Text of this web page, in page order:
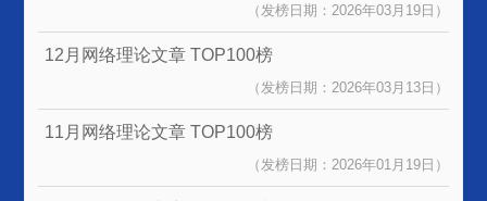
（发榜日期：2026年03月19日）
12月网络理论文章 TOP100榜
（发榜日期：2026年03月13日）
11月网络理论文章 TOP100榜
（发榜日期：2026年01月19日）